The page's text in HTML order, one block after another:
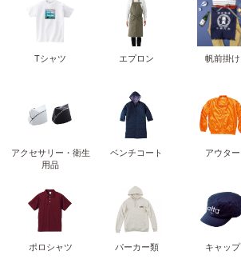
Tシャツ エプロン 帆前掛け
アクセサリー・衛生
用品
ベンチコート アウター
ポロシャツ パーカー類 キャップ